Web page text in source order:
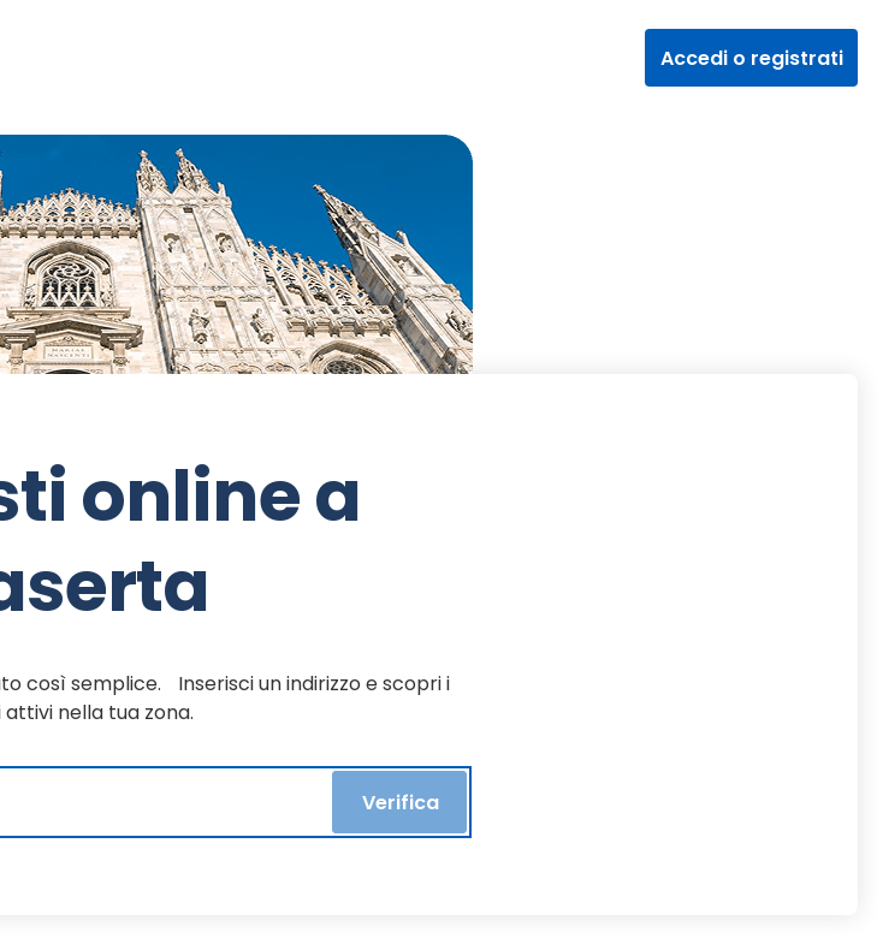
Accedi o registrati
online a
così semplice. Inserisci un indirizzo e scopri i
attivi nella tua zona.
Verifica